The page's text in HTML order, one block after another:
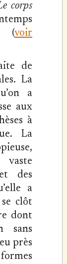
corps
(voir
de
La
a
aux
à
La
des
a
clôt
dont
sans
près